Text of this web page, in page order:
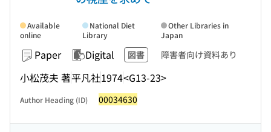
Paper Digital 図書 障害者向け資料あり
小松茂夫 著平凡社1974<G13-23>
Available
online
National Diet
Library
Other Libraries in
Japan
Author Heading (ID) 00034630